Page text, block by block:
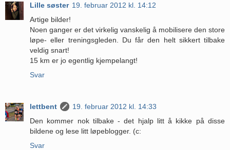
Lille søster 19. februar 2012 kl. 14:12
Artige bilder!
Noen ganger er det virkelig vanskelig å mobilisere den store
løpe- eller treningsgleden. Du får den helt sikkert tilbake
veldig snart!
15 km er jo egentlig kjempelangt!
Svar
lettbent
19. februar 2012 kl. 14:33
Den kommer nok tilbake - det hjalp litt å kikke på disse
bildene og lese litt løpeblogger. (c:
Svar